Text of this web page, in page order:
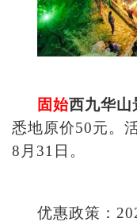
固始西九华山
悉地原价50元。
8月31日。
优惠政策：